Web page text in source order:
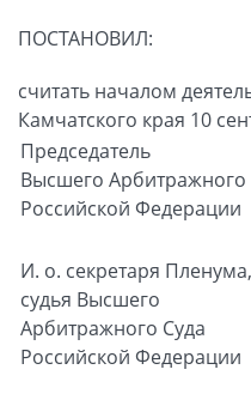
ПОСТАНОВИЛ:
считать началом
Камчатского края 10
Председатель
Высшего Арбитражного
Российской Федерации
И. о. секретаря Пленума,
судья Высшего
Арбитражного Суда
Российской Федерации